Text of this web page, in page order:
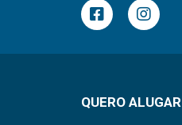
QUERO ALUGAR